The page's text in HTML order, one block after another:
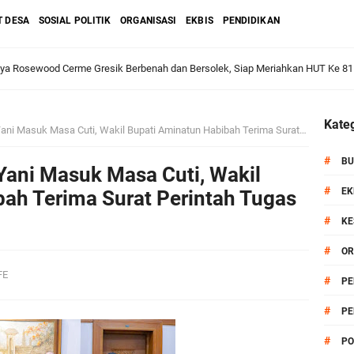
DESA SOSIAL POLITIK ORGANISASI EKBIS PENDIDIKAN
Warga: Komsos Kebungson Dorong Kepedulian Lingkungan dan
Bantuan Alat Bantu Jalan untuk Lansia
Doa Bersama dan Pelestarian Budaya Leluhur
Masa Cuti, Wakil Bupati Aminatun Habibah Terima Surat Perintah Tugas Dari Gubernur
Masuk Masa Cuti, Wakil
Terima Surat Perintah Tugas
#
#
#
#
#
#
#